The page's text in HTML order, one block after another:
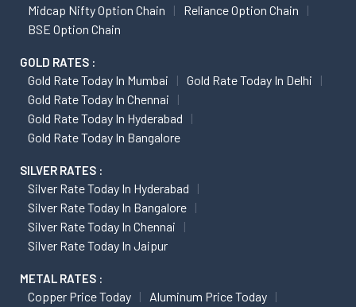
Midcap Nifty Option Chain
Reliance Option Chain
BSE Option Chain
GOLD RATES :
Gold Rate Today In Mumbai
Gold Rate Today In Delhi
Gold Rate Today In Chennai
Gold Rate Today In Hyderabad
Gold Rate Today In Bangalore
SILVER RATES :
Silver Rate Today In Hyderabad
Silver Rate Today In Bangalore
Silver Rate Today In Chennai
Silver Rate Today In Jaipur
METAL RATES :
Copper Price Today
Aluminum Price Today